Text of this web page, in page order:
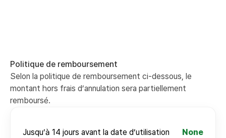
Politique de remboursement
Selon la politique de remboursement ci-dessous, le
montant hors frais d’annulation sera partiellement
remboursé.
Jusqu’à 14 jours avant la date d’utilisation None